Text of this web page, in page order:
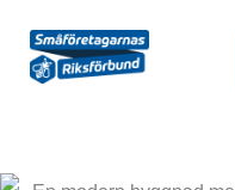
innehåll